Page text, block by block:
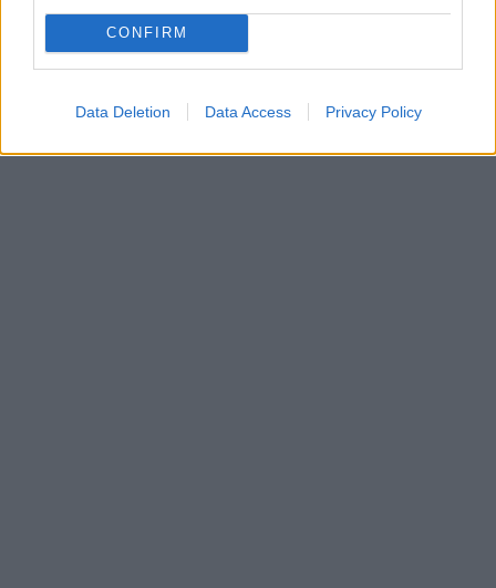
CONFIRM
Data Deletion Data Access Privacy Policy
Υπάρχει καταπακτή για να τοποθετηθεί
μπαταρία.